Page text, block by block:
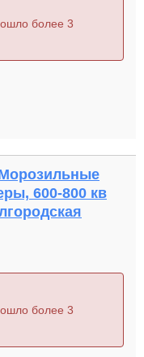
более 3
600-800 кв
более 3